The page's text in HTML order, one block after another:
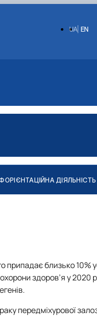
EN
UA
фонд
ДІЯЛЬНІСТЬ
припадає близько 10%
здоров’я у 2020
передміхурової